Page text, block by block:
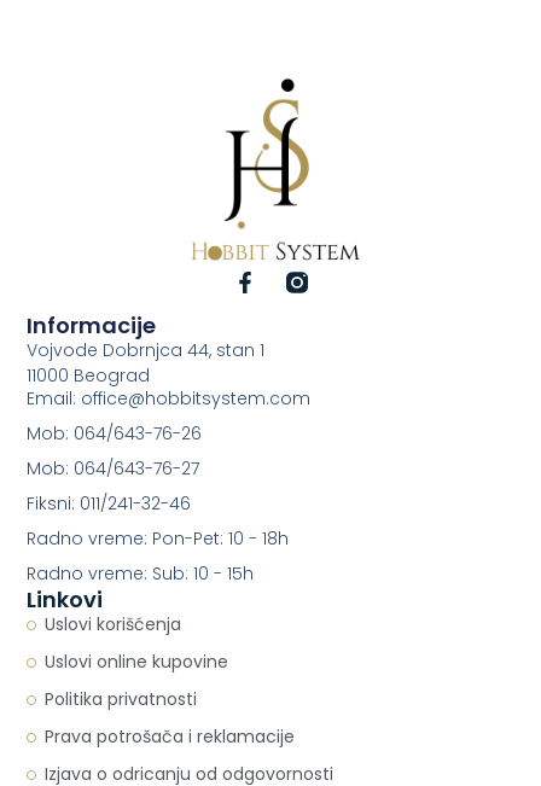
Linkovi
Uslovi korišćenja
Uslovi online kupovine
Politika privatnosti
Prava potrošača i reklamacije
Izjava o odricanju od odgovornosti
Informacije
Vojvode Dobrnjca 44, stan 1
11000 Beograd
Email: office@hobbitsystem.com
Mob: 064/643-76-26
Mob: 064/643-76-27
Fiksni: 011/241-32-46
Radno vreme: Pon-Pet: 10 - 18h
Radno vreme: Sub: 10 - 15h